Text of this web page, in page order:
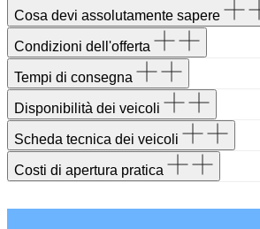
Cosa devi assolutamente sapere
Condizioni dell'offerta
Tempi di consegna
Disponibilità dei veicoli
Scheda tecnica dei veicoli
Costi di apertura pratica